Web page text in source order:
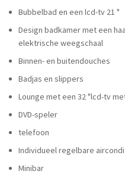
Bubbelbad en een lcd-tv 21 "
Design badkamer met een
elektrische weegschaal
Binnen- en buitendouches
Badjas en slippers
Lounge met een 32 "lcd-tv
DVD-speler
telefoon
Individueel regelbare
Minibar